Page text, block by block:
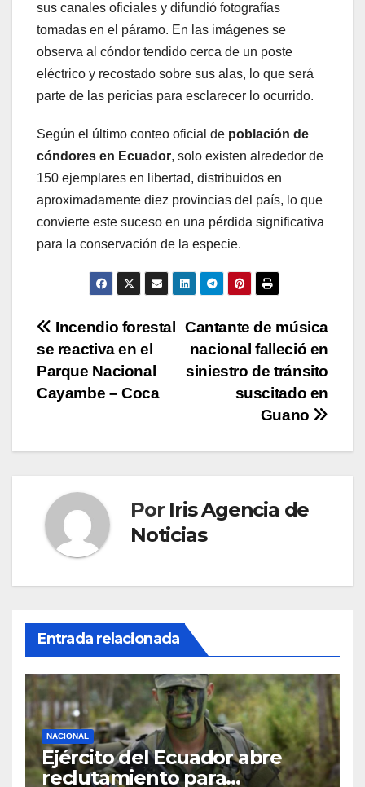
sus canales oficiales y difundió fotografías
tomadas en el páramo. En las imágenes se
observa al cóndor tendido cerca de un poste
eléctrico y recostado sobre sus alas, lo que será
parte de las pericias para esclarecer lo ocurrido.
Según el último conteo oficial de población de
cóndores en Ecuador, solo existen alrededor de
150 ejemplares en libertad, distribuidos en
aproximadamente diez provincias del país, lo que
convierte este suceso en una pérdida significativa
para la conservación de la especie.
Navegación
de
entradas
Cantante de música
nacional falleció en
siniestro de tránsito
suscitado en
Guano
Incendio forestal
se reactiva en el
Parque Nacional
Cayambe – Coca
Por Iris Agencia de
Noticias
Entrada relacionada
NACIONAL
Ejército del Ecuador abre
reclutamiento para